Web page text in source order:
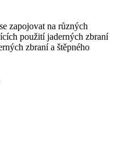
zapojovat na různých
použití jaderných zbraní
zbraní a štěpného